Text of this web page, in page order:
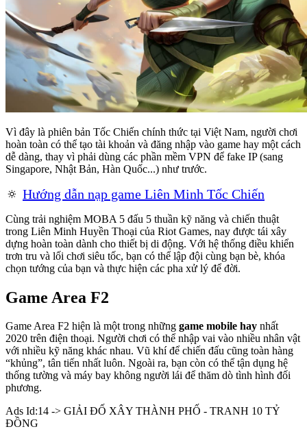
Vì đây là phiên bản Tốc Chiến chính thức tại Việt Nam, người chơi
hoàn toàn có thể tạo tài khoản và đăng nhập vào game hay một cách
dễ dàng, thay vì phải dùng các phần mềm VPN để fake IP (sang
Singapore, Nhật Bản, Hàn Quốc...) như trước.
🔅 Hướng dẫn nạp game Liên Minh Tốc Chiến
Cùng trải nghiệm MOBA 5 đấu 5 thuần kỹ năng và chiến thuật
trong Liên Minh Huyền Thoại của Riot Games, nay được tái xây
dựng hoàn toàn dành cho thiết bị di động. Với hệ thống điều khiển
trơn tru và lối chơi siêu tốc, bạn có thể lập đội cùng bạn bè, khóa
chọn tướng của bạn và thực hiện các pha xử lý để đời.
Game Area F2
Game Area F2 hiện là một trong những game mobile hay nhất
2020 trên điện thoại. Người chơi có thể nhập vai vào nhiều nhân vật
với nhiều kỹ năng khác nhau. Vũ khí để chiến đấu cũng toàn hàng
“khủng”, tân tiến nhất luôn. Ngoài ra, bạn còn có thể tận dụng hệ
thống tường và máy bay không người lái để thăm dò tình hình đối
phương.
Ads Id:14 -> GIẢI ĐỐ XÂY THÀNH PHỐ - TRANH 10 TỶ
ĐỒNG